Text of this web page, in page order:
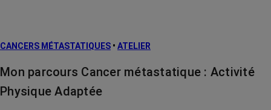
CANCERS MÉTASTATIQUES • ATELIER
Mon parcours Cancer métastatique : Activité
Physique Adaptée